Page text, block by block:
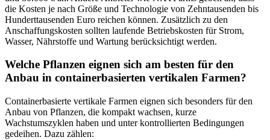
die Kosten je nach Größe und Technologie von Zehntausenden bis
Hunderttausenden Euro reichen können. Zusätzlich zu den
Anschaffungskosten sollten laufende Betriebskosten für Strom,
Wasser, Nährstoffe und Wartung berücksichtigt werden.
Welche Pflanzen eignen sich am besten für den
Anbau in containerbasierten vertikalen Farmen?
Containerbasierte vertikale Farmen eignen sich besonders für den
Anbau von Pflanzen, die kompakt wachsen, kurze
Wachstumszyklen haben und unter kontrollierten Bedingungen
gedeihen. Dazu zählen: